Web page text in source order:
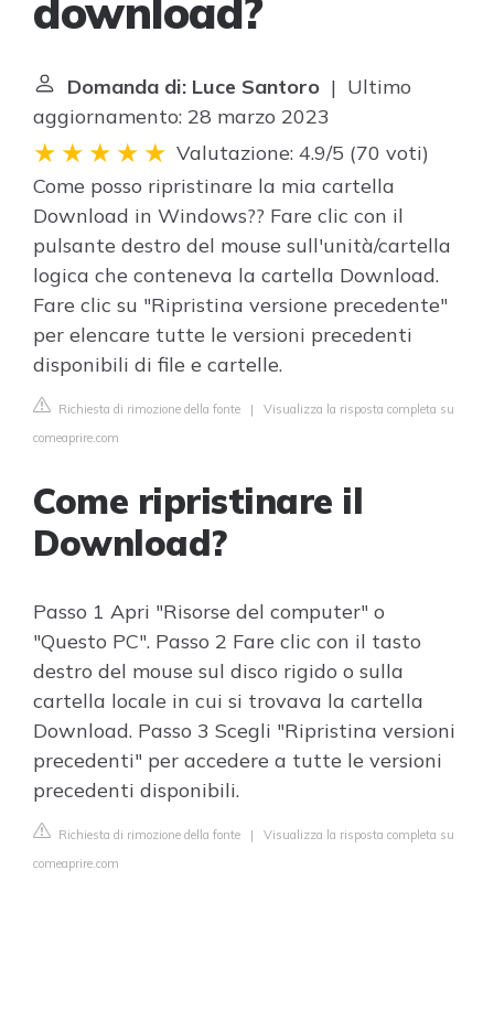
download?
Domanda di: Luce Santoro | Ultimo
aggiornamento: 28 marzo 2023
Valutazione: 4.9/5 (70 voti)
Come posso ripristinare la mia cartella
Download in Windows?? Fare clic con il
pulsante destro del mouse sull'unità/cartella
logica che conteneva la cartella Download.
Fare clic su "Ripristina versione precedente"
per elencare tutte le versioni precedenti
disponibili di file e cartelle.
Richiesta di rimozione della fonte | Visualizza la risposta completa su
comeaprire.com
Come ripristinare il
Download?
Passo 1 Apri "Risorse del computer" o
"Questo PC". Passo 2 Fare clic con il tasto
destro del mouse sul disco rigido o sulla
cartella locale in cui si trovava la cartella
Download. Passo 3 Scegli "Ripristina versioni
precedenti" per accedere a tutte le versioni
precedenti disponibili.
Richiesta di rimozione della fonte | Visualizza la risposta completa su
comeaprire.com